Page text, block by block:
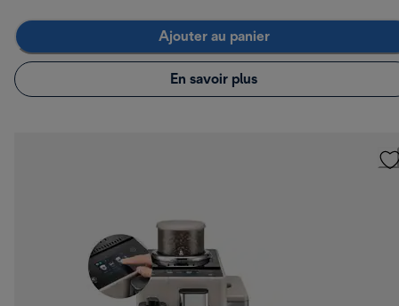
Ajouter au panier
En savoir plus